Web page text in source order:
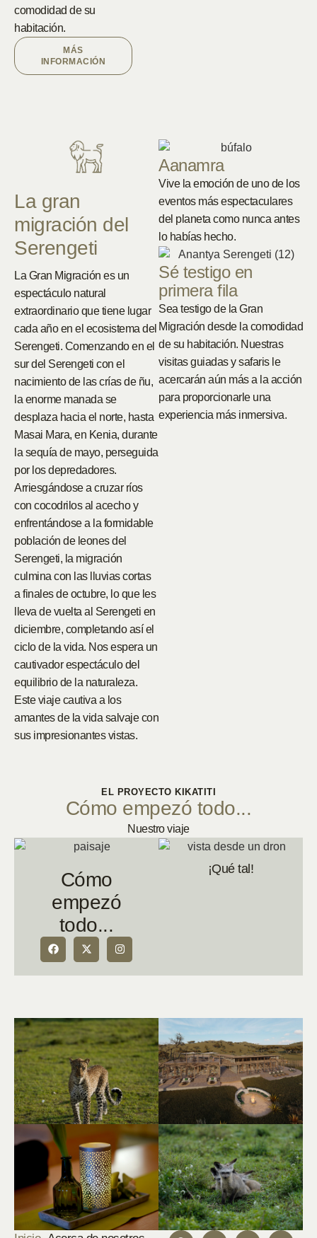
comodidad de su
habitación.
MÁS
INFORMACIÓN
La gran
migración del
Serengeti
La Gran Migración es un
espectáculo natural
extraordinario que tiene lugar
cada año en el ecosistema del
Serengeti. Comenzando en el
sur del Serengeti con el
nacimiento de las crías de ñu,
la enorme manada se
desplaza hacia el norte, hasta
Masai Mara, en Kenia, durante
la sequía de mayo, perseguida
por los depredadores.
Arriesgándose a cruzar ríos
con cocodrilos al acecho y
enfrentándose a la formidable
población de leones del
Serengeti, la migración
culmina con las lluvias cortas
a finales de octubre, lo que les
lleva de vuelta al Serengeti en
diciembre, completando así el
ciclo de la vida. Nos espera un
cautivador espectáculo del
equilibrio de la naturaleza.
Este viaje cautiva a los
amantes de la vida salvaje con
sus impresionantes vistas.
Aanamra
Vive la emoción de uno de los
eventos más espectaculares
del planeta como nunca antes
lo habías hecho.
Sé testigo en
primera fila
Sea testigo de la Gran
Migración desde la comodidad
de su habitación. Nuestras
visitas guiadas y safaris le
acercarán aún más a la acción
para proporcionarle una
experiencia más inmersiva.
EL PROYECTO KIKATITI
Cómo empezó todo...
Nuestro viaje
Cómo
empezó
todo...
¡Qué tal!